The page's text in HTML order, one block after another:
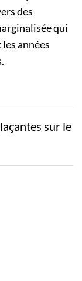
des
qui
années
sur le